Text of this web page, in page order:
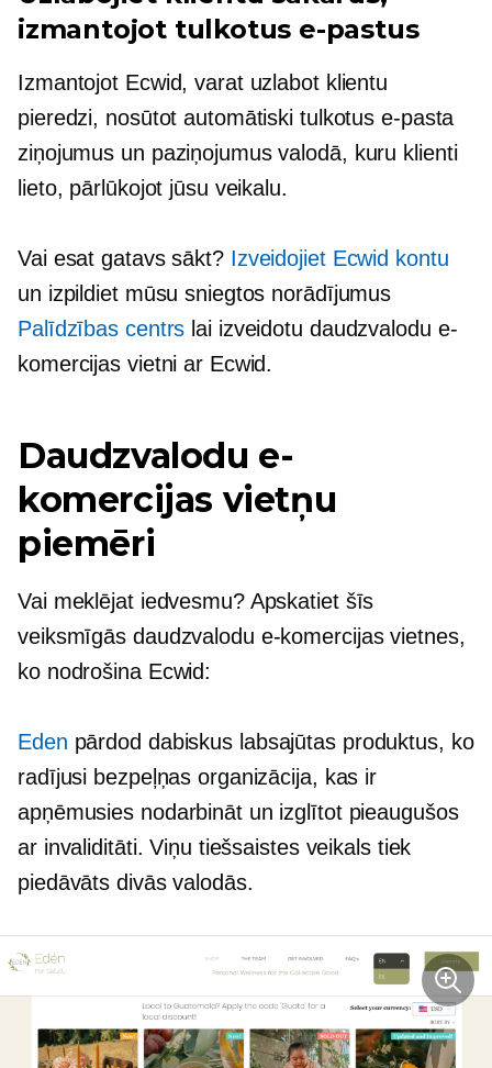
izmantojot tulkotus e-pastus
Izmantojot Ecwid, varat uzlabot klientu
pieredzi, nosūtot automātiski tulkotus e-pasta
ziņojumus un paziņojumus valodā, kuru klienti
lieto, pārlūkojot jūsu veikalu.
Vai esat gatavs sākt? Izveidojiet Ecwid kontu
un izpildiet mūsu sniegtos norādījumus
Palīdzības centrs lai izveidotu daudzvalodu e-
komercijas vietni ar Ecwid.
Daudzvalodu e-
komercijas vietņu
piemēri
Vai meklējat iedvesmu? Apskatiet šīs
veiksmīgās daudzvalodu e-komercijas vietnes,
ko nodrošina Ecwid:
Eden pārdod dabiskus labsajūtas produktus, ko
radījusi bezpeļņas organizācija, kas ir
apņēmusies nodarbināt un izglītot pieaugušos
ar invaliditāti. Viņu tiešsaistes veikals tiek
piedāvāts divās valodās.